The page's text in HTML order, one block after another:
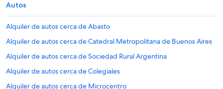
Autos
Alquiler de autos cerca de Abasto
Alquiler de autos cerca de Catedral Metropolitana de Buenos Aires
Alquiler de autos cerca de Sociedad Rural Argentina
Alquiler de autos cerca de Colegiales
Alquiler de autos cerca de Microcentro